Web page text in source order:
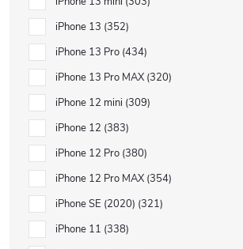
iPhone 13 352
iPhone 13 Pro 434
iPhone 13 Pro MAX 320
iPhone 12 mini 309
iPhone 12 383
iPhone 12 Pro 380
iPhone 12 Pro MAX 354
iPhone SE (2020) 321
iPhone 11 338